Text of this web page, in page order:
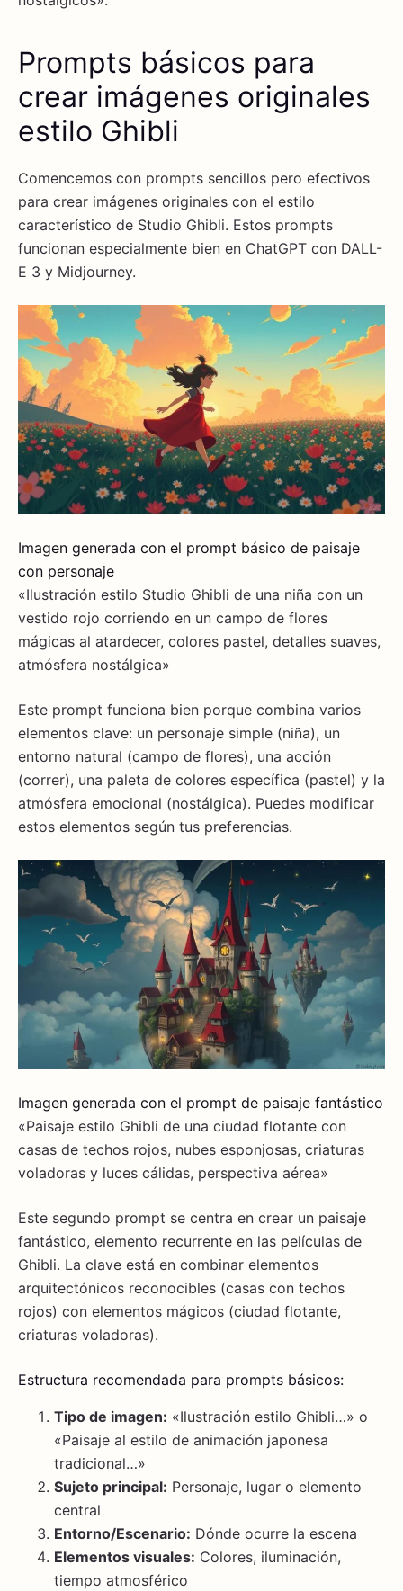
Prompts básicos para
crear imágenes originales
estilo Ghibli
Comencemos con prompts sencillos pero efectivos
para crear imágenes originales con el estilo
característico de Studio Ghibli. Estos prompts
funcionan especialmente bien en ChatGPT con DALL-
E 3 y Midjourney.
Imagen generada con el prompt básico de paisaje
con personaje
«Ilustración estilo Studio Ghibli de una niña con un
vestido rojo corriendo en un campo de flores
mágicas al atardecer, colores pastel, detalles suaves,
atmósfera nostálgica»
Este prompt funciona bien porque combina varios
elementos clave: un personaje simple (niña), un
entorno natural (campo de flores), una acción
(correr), una paleta de colores específica (pastel) y la
atmósfera emocional (nostálgica). Puedes modificar
estos elementos según tus preferencias.
Imagen generada con el prompt de paisaje fantástico
«Paisaje estilo Ghibli de una ciudad flotante con
casas de techos rojos, nubes esponjosas, criaturas
voladoras y luces cálidas, perspectiva aérea»
Este segundo prompt se centra en crear un paisaje
fantástico, elemento recurrente en las películas de
Ghibli. La clave está en combinar elementos
arquitectónicos reconocibles (casas con techos
rojos) con elementos mágicos (ciudad flotante,
criaturas voladoras).
Estructura recomendada para prompts básicos:
Tipo de imagen: «Ilustración estilo Ghibli…» o
«Paisaje al estilo de animación japonesa
tradicional…»
Sujeto principal: Personaje, lugar o elemento
central
Entorno/Escenario: Dónde ocurre la escena
Elementos visuales: Colores, iluminación,
tiempo atmosférico